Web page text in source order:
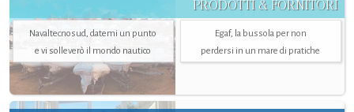
PRODOTTI & FORNITORI
Navaltecnosud, datemi un punto
e vi solleverò il mondo nautico
Egaf, la bussola per non
perdersi in un mare di pratiche